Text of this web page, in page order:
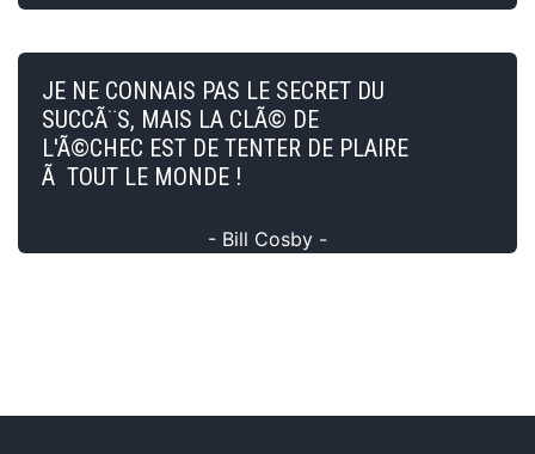
JE NE CONNAIS PAS LE SECRET DU
SUCCÃ¨S, MAIS LA CLÃ© DE
L'Ã©CHEC EST DE TENTER DE PLAIRE
Ã TOUT LE MONDE !
- Bill Cosby -